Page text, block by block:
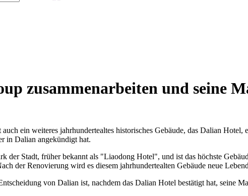
zusammenarbeiten und seine
ein weiteres jahrhundertealtes historisches Gebäude, das Dalian
in Dalian angekündigt hat.
der Stadt, früher bekannt als "Liaodong Hotel", und ist das höchste
der Renovierung wird es diesem jahrhundertealten Gebäude neue
von Dalian ist, nachdem das Dalian Hotel bestätigt hat, seine